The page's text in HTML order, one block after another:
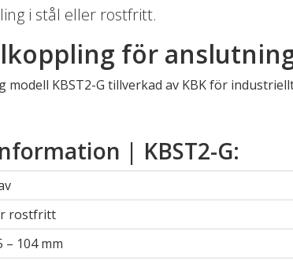
i stål eller rostfritt.
för
modell KBST2-G tillverkad av KBK för
| KBST2-G:
rostfritt
– 104 mm